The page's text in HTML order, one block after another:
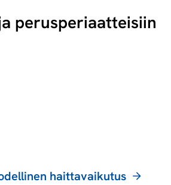
perusperiaatteisiin
haittavaikutus